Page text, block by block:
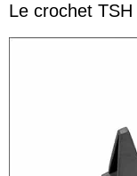
Le crochet TSH